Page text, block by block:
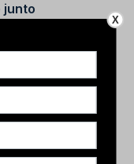
junto
X